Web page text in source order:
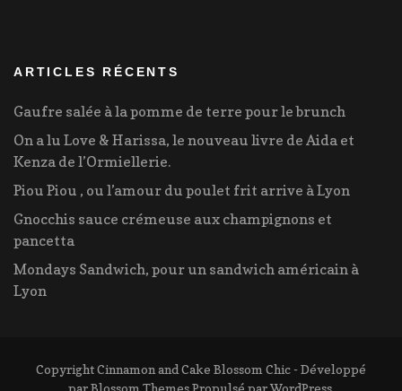
ARTICLES RÉCENTS
Gaufre salée à la pomme de terre pour le brunch
On a lu Love & Harissa, le nouveau livre de Aida et
Kenza de l’Ormiellerie.
Piou Piou , ou l’amour du poulet frit arrive à Lyon
Gnocchis sauce crémeuse aux champignons et
pancetta
Mondays Sandwich, pour un sandwich américain à
Lyon
Copyright Cinnamon and Cake Blossom Chic - Développé